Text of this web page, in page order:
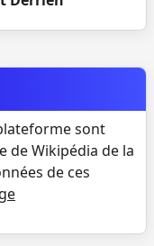
sont
de Wikipédia de la
de ces